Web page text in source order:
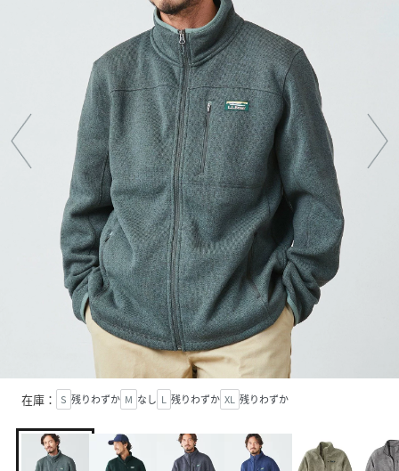
在庫： S 残りわずか M なし L 残りわずか XL 残りわずか